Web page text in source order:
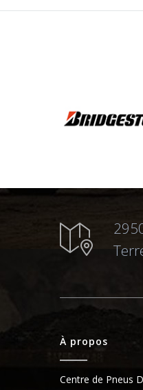
À propos
Centre de Pneus